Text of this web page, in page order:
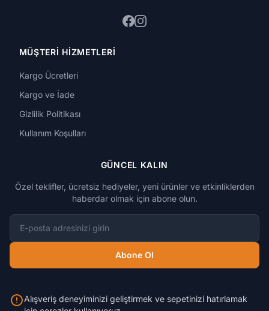
MÜŞTERI HIZMETLERI
Kargo Ücretleri
Kargo ve İade
Gizlilik Politikası
Kullanım Koşulları
GÜNCEL KALIN
Özel teklifler, ücretsiz hediyeler, yeni ürünler ve etkinliklerden
haberdar olmak için abone olun.
E-posta adresi
Abone Ol
Alışveriş deneyiminizi geliştirmek ve sepetinizi hatırlamak